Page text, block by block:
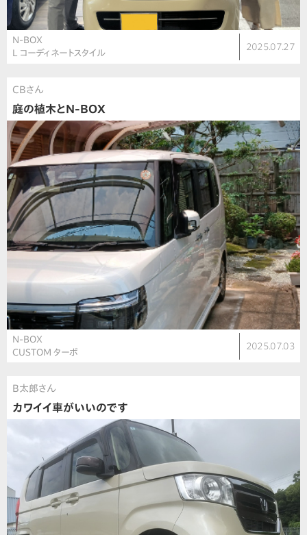
N-BOX
L コーディネートスタイル
2025.07.27
CBさん
庭の植木とN-BOX
N-BOX
CUSTOM ターボ
2025.07.03
B太郎さん
カワイイ車がいいのです